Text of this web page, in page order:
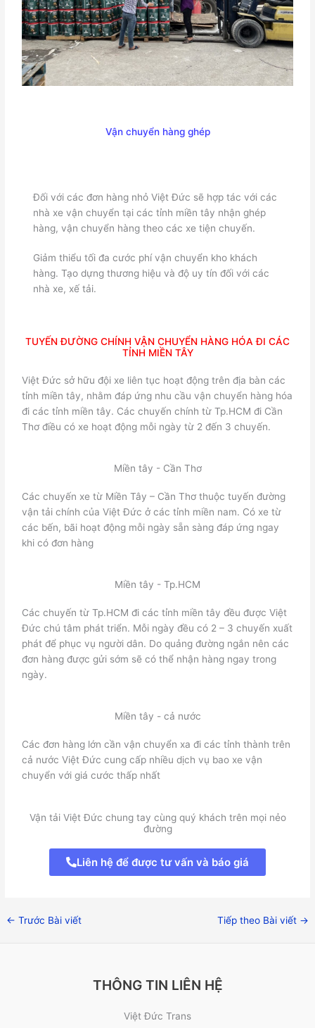
Vận chuyển hàng ghép
Đối với các đơn hàng nhỏ Việt Đức sẽ hợp tác với các
nhà xe vận chuyển tại các tỉnh miền tây nhận ghép
hàng, vận chuyển hàng theo các xe tiện chuyến.
Giảm thiểu tối đa cước phí vận chuyển kho khách
hàng. Tạo dựng thương hiệu và độ uy tín đối với các
nhà xe, xế tải.
TUYẾN ĐƯỜNG CHÍNH VẬN CHUYỂN HÀNG HÓA ĐI CÁC
TỈNH MIỀN TÂY
Việt Đức sở hữu đội xe liên tục hoạt động trên địa bàn các
tỉnh miền tây, nhằm đáp ứng nhu cầu vận chuyển hàng hóa
đi các tỉnh miền tây. Các chuyến chính từ Tp.HCM đi Cần
Thơ điều có xe hoạt động mỗi ngày từ 2 đến 3 chuyến.
Miền tây - Cần Thơ
Các chuyến xe từ Miền Tây – Cần Thơ thuộc tuyến đường
vận tải chính của Việt Đức ở các tỉnh miền nam. Có xe từ
các bến, bãi hoạt động mỗi ngày sẵn sàng đáp ứng ngay
khi có đơn hàng
Miền tây - Tp.HCM
Các chuyến từ Tp.HCM đi các tỉnh miền tây đều được Việt
Đức chú tâm phát triển. Mỗi ngày đều có 2 – 3 chuyến xuất
phát để phục vụ người dân. Do quảng đường ngắn nên các
đơn hàng được gửi sớm sẽ có thể nhận hàng ngay trong
ngày.
Miền tây - cả nước
Các đơn hàng lớn cần vận chuyển xa đi các tỉnh thành trên
cả nước Việt Đức cung cấp nhiều dịch vụ bao xe vận
chuyển với giá cước thấp nhất
Vận tải Việt Đức chung tay cùng quý khách trên mọi nẻo
đường
Liên hệ để được tư vấn và báo giá
← Trước Bài viết Tiếp theo Bài viết →
THÔNG TIN LIÊN HỆ
Việt Đức Trans